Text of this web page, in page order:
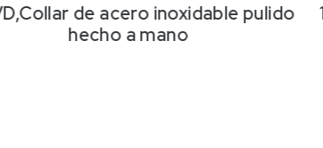
de acero inoxidable pulido
hecho a mano